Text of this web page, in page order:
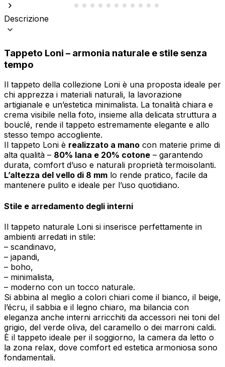
Descrizione
Tappeto Loni – armonia naturale e stile senza
tempo
Il tappeto della collezione Loni è una proposta ideale per
chi apprezza i materiali naturali, la lavorazione
artigianale e un’estetica minimalista. La tonalità chiara e
crema visibile nella foto, insieme alla delicata struttura a
bouclé, rende il tappeto estremamente elegante e allo
stesso tempo accogliente.
Il tappeto Loni è realizzato a mano con materie prime di
alta qualità – 80% lana e 20% cotone – garantendo
durata, comfort d’uso e naturali proprietà termoisolanti.
L’altezza del vello di 8 mm lo rende pratico, facile da
mantenere pulito e ideale per l’uso quotidiano.
Stile e arredamento degli interni
Il tappeto naturale Loni si inserisce perfettamente in
ambienti arredati in stile:
– scandinavo,
– japandi,
– boho,
– minimalista,
– moderno con un tocco naturale.
Si abbina al meglio a colori chiari come il bianco, il beige,
l’écru, il sabbia e il legno chiaro, ma bilancia con
eleganza anche interni arricchiti da accessori nei toni del
grigio, del verde oliva, del caramello o dei marroni caldi.
È il tappeto ideale per il soggiorno, la camera da letto o
la zona relax, dove comfort ed estetica armoniosa sono
fondamentali.